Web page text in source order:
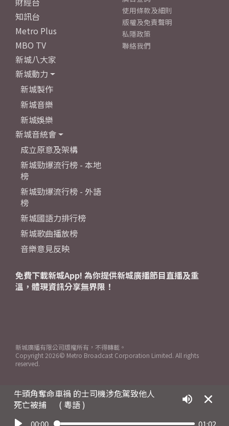
牛頭角奪命車禍 的士司機涉危駕致他人
死亡被捕
( 粵語 )
00:00 01:02
知訊台
Metro Plus
MBO TV
新城八大家
新城動力
新城製作
新城音樂
新城娛樂
新城音統會
成立原意及架構
新城勁爆流行榜 - 本地
榜
新城勁爆流行榜 - 外語
榜
新城國語力排行榜
新城歌曲播放榜
音樂意見反映
使用條款及細則
版權及免責聲明
私隱政策
聯絡我們
免費下載新城App! 為你提供新城廣播節目直播及重
溫，體現資訊分享無界限！
新城廣播有限公司版權所有，不得轉載。
Copyright 2026© Metro Broadcast Corporation Limited. All rights
reserved.